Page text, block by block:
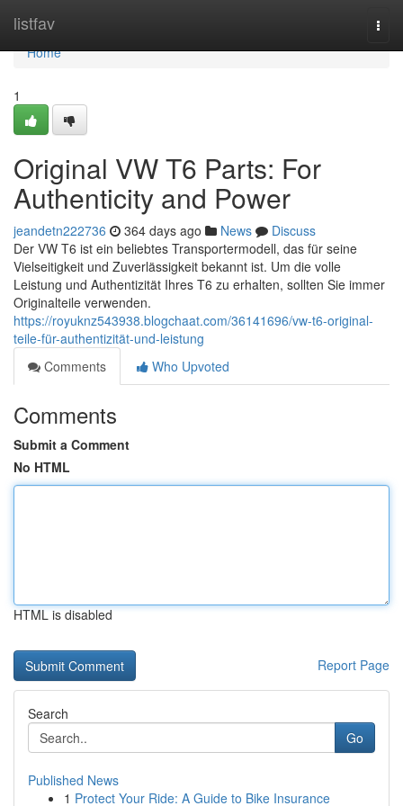
listfav
Home
Home
1
Original VW T6 Parts: For
Authenticity and Power
jeandetn222736 364 days ago News
Discuss
Der VW T6 ist ein beliebtes Transportermodell, das für seine
Vielseitigkeit und Zuverlässigkeit bekannt ist. Um die volle
Leistung und Authentizität Ihres T6 zu erhalten, sollten Sie immer
Originalteile verwenden.
https://royuknz543938.blogchaat.com/36141696/vw-t6-original-
teile-für-authentizität-und-leistung
Comments
Who Upvoted
Comments
Submit a Comment
No HTML
HTML is disabled
Report Page
Search
Go
Published News
1 Protect Your Ride: A Guide to Bike Insurance